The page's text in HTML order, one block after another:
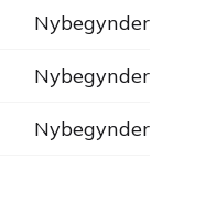
Nybegynder
Nybegynder
Nybegynder